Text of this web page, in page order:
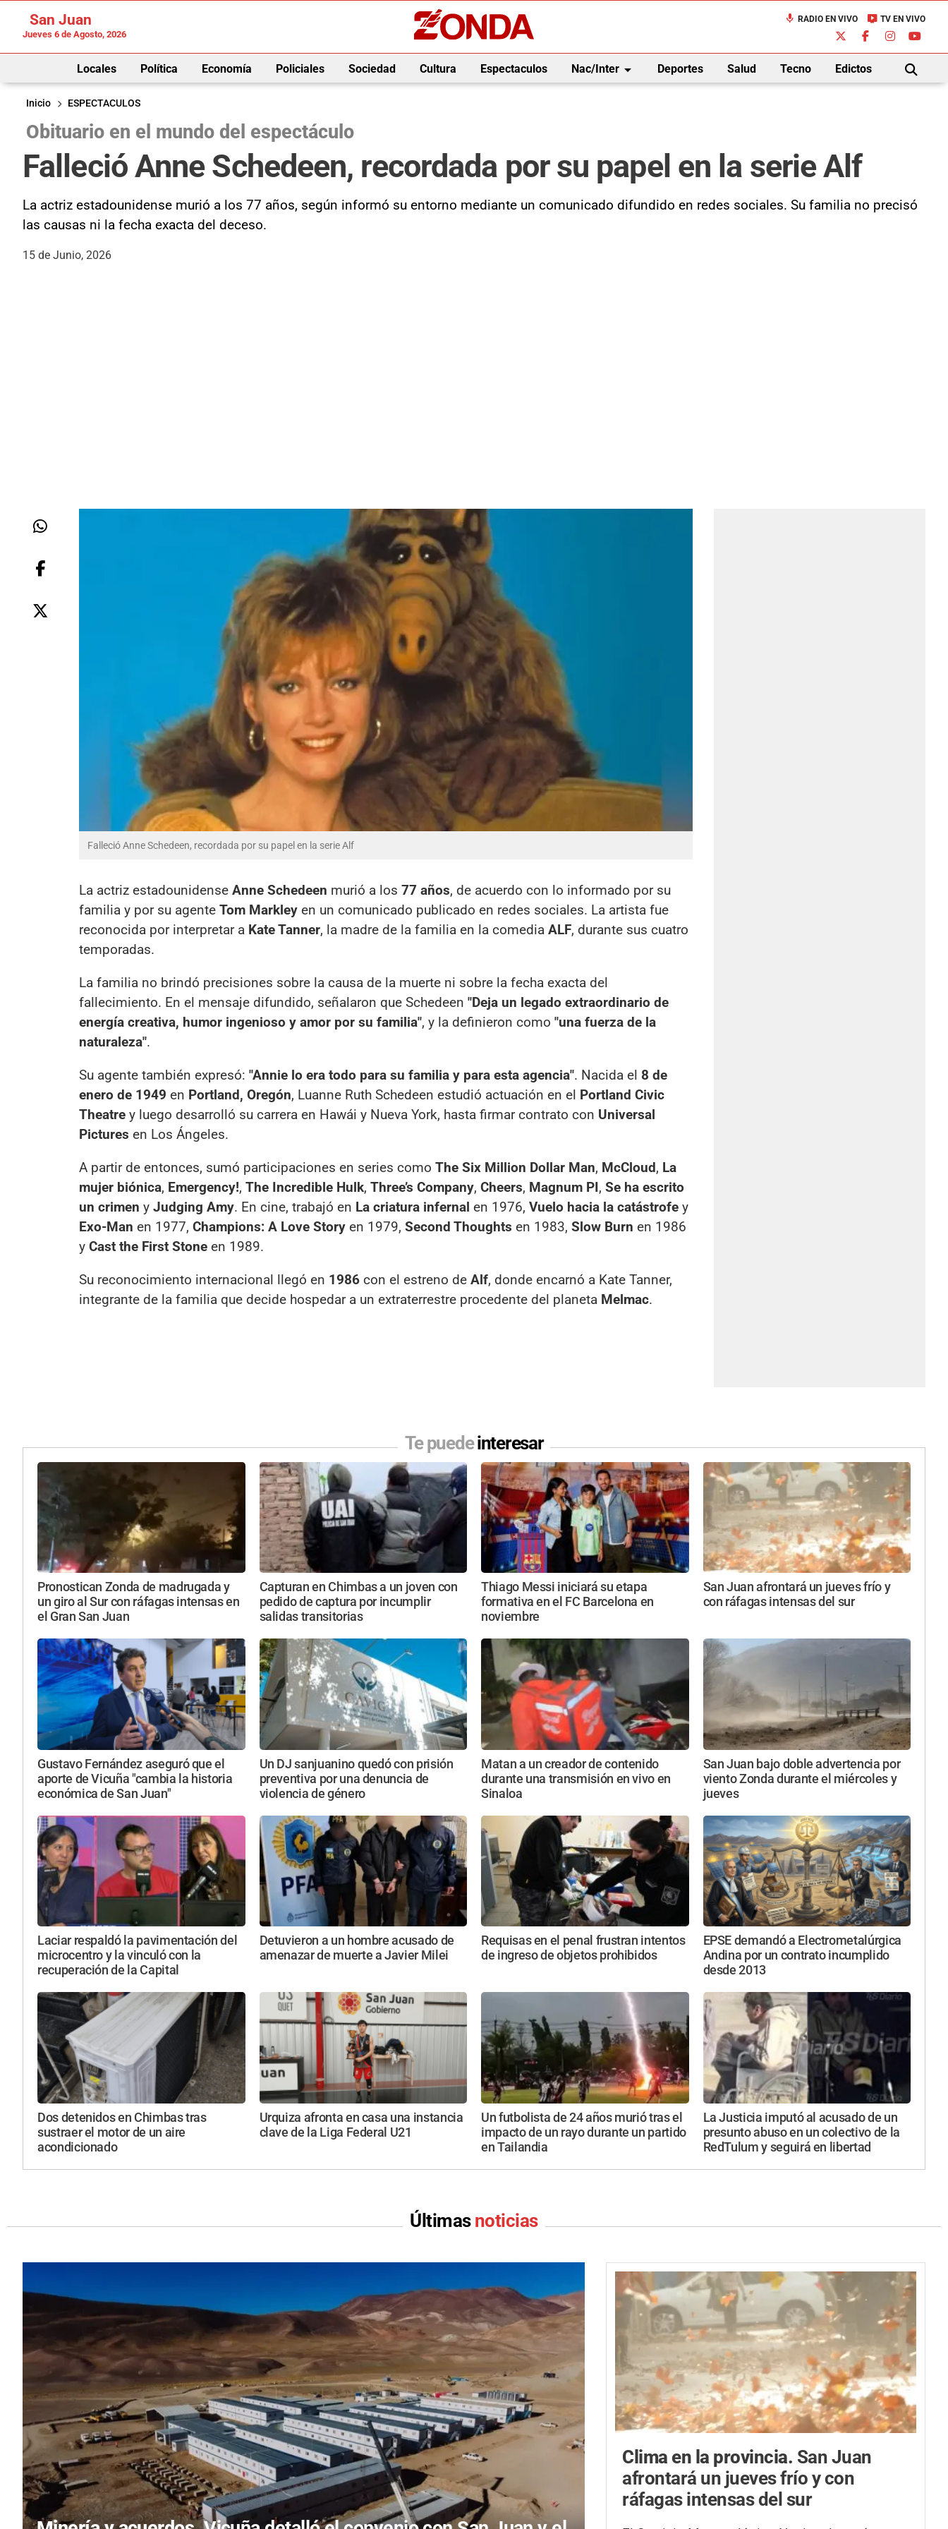
San Juan
Jueves 6 de Agosto, 2026
mic RADIO EN VIVO live_tv TV EN VIVO
Locales Política Economía Policiales Sociedad Cultura Espectaculos Nac/Interarrow_drop_down Deportes Salud Tecno Edictos
BUSCAR
Inicio
ESPECTACULOS
Obituario en el mundo del espectáculo
Falleció Anne Schedeen, recordada por su papel en la serie Alf
La actriz estadounidense murió a los 77 años, según informó su entorno mediante un comunicado difundido en redes sociales. Su familia no precisó
las causas ni la fecha exacta del deceso.
15 de Junio, 2026
Falleció Anne Schedeen, recordada por su papel en la serie Alf
La actriz estadounidense Anne Schedeen murió a los 77 años, de acuerdo con lo informado por su
familia y por su agente Tom Markley en un comunicado publicado en redes sociales. La artista fue
reconocida por interpretar a Kate Tanner, la madre de la familia en la comedia ALF, durante sus cuatro
temporadas.
La familia no brindó precisiones sobre la causa de la muerte ni sobre la fecha exacta del
fallecimiento. En el mensaje difundido, señalaron que Schedeen "Deja un legado extraordinario de
energía creativa, humor ingenioso y amor por su familia", y la definieron como "una fuerza de la
naturaleza".
Su agente también expresó: "Annie lo era todo para su familia y para esta agencia". Nacida el 8 de
enero de 1949 en Portland, Oregón, Luanne Ruth Schedeen estudió actuación en el Portland Civic
Theatre y luego desarrolló su carrera en Hawái y Nueva York, hasta firmar contrato con Universal
Pictures en Los Ángeles.
A partir de entonces, sumó participaciones en series como The Six Million Dollar Man, McCloud, La
mujer biónica, Emergency!, The Incredible Hulk, Three’s Company, Cheers, Magnum PI, Se ha escrito
un crimen y Judging Amy. En cine, trabajó en La criatura infernal en 1976, Vuelo hacia la catástrofe y
Exo-Man en 1977, Champions: A Love Story en 1979, Second Thoughts en 1983, Slow Burn en 1986
y Cast the First Stone en 1989.
Su reconocimiento internacional llegó en 1986 con el estreno de Alf, donde encarnó a Kate Tanner,
integrante de la familia que decide hospedar a un extraterrestre procedente del planeta Melmac.
Te puedeinteresar
Pronostican Zonda de madrugada y
un giro al Sur con ráfagas intensas en
el Gran San Juan
Capturan en Chimbas a un joven con
pedido de captura por incumplir
salidas transitorias
Thiago Messi iniciará su etapa
formativa en el FC Barcelona en
noviembre
San Juan afrontará un jueves frío y
con ráfagas intensas del sur
Gustavo Fernández aseguró que el
aporte de Vicuña "cambia la historia
económica de San Juan"
Un DJ sanjuanino quedó con prisión
preventiva por una denuncia de
violencia de género
Matan a un creador de contenido
durante una transmisión en vivo en
Sinaloa
San Juan bajo doble advertencia por
viento Zonda durante el miércoles y
jueves
Laciar respaldó la pavimentación del
microcentro y la vinculó con la
recuperación de la Capital
Detuvieron a un hombre acusado de
amenazar de muerte a Javier Milei
Requisas en el penal frustran intentos
de ingreso de objetos prohibidos
EPSE demandó a Electrometalúrgica
Andina por un contrato incumplido
desde 2013
Dos detenidos en Chimbas tras
sustraer el motor de un aire
acondicionado
Urquiza afronta en casa una instancia
clave de la Liga Federal U21
Un futbolista de 24 años murió tras el
impacto de un rayo durante un partido
en Tailandia
La Justicia imputó al acusado de un
presunto abuso en un colectivo de la
RedTulum y seguirá en libertad
Últimas noticias
Clima en la provincia. San Juan
afrontará un jueves frío y con
ráfagas intensas del sur